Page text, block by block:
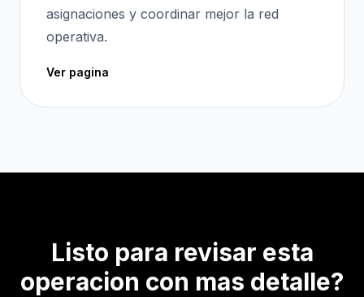
asignaciones y coordinar mejor la red
operativa.
Ver pagina
Listo para revisar esta
operacion con mas detalle?